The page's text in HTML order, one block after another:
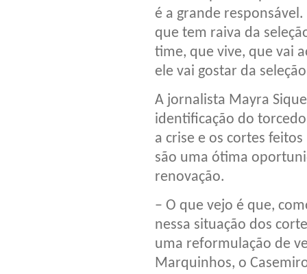
é a grande
que tem raiva da
time, que vive, que vai
ele vai gostar da
A jornalista Mayra
identificação do
a crise e os cortes
são uma ótima
renovação.
– O que vejo é que,
nessa situação dos
uma reformulação de
Marquinhos, o